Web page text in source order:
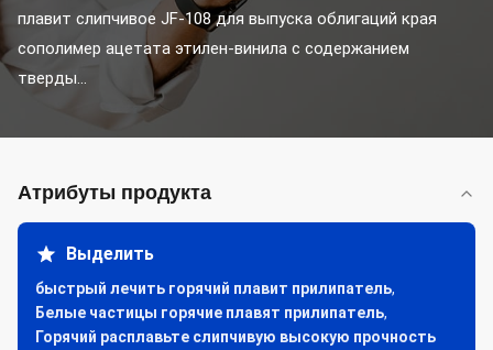
плавит слипчивое JF-108 для выпуска облигаций края
сополимер ацетата этилен-винила с содержанием
тверды...
Атрибуты продукта
Выделить
быстрый лечить горячий плавит прилипатель,
Белые частицы горячие плавят прилипатель,
Горячий расплавьте слипчивую высокую прочность